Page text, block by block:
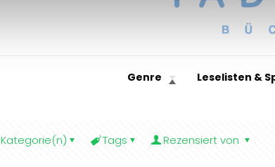
Genre Leselisten &
Kategorie(n) Tags Rezensiert von